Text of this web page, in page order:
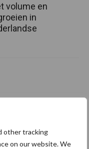
other tracking
on our website. We
volume en
in